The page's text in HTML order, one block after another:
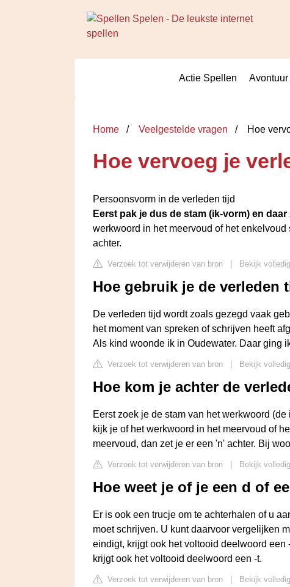
Actie Spellen
Home Veelgestelde vragen Hoe
Hoe vervoeg je
Persoonsvorm in de verleden tijd
Eerst pak je dus de stam (ik-vorm) en
werkwoord in het meervoud of het
achter.
Verzoek tot verwijderen van bron Bekijk
Hoe gebruik je de verleden
De verleden tijd wordt zoals gezegd vaak
het moment van spreken of schrijven heeft
Als kind woonde ik in Oudewater. Daar ging
Verzoek tot verwijderen van bron Bekijk
Hoe kom je achter de
Eerst zoek je de stam van het werkwoord
kijk je of het werkwoord in het meervoud of
meervoud, dan zet je er een 'n' achter. Bij
Verzoek tot verwijderen van bron Bekijk
Hoe weet je of je een d of
Er is ook een trucje om te achterhalen of u
moet schrijven. U kunt daarvoor vergelijken
eindigt, krijgt ook het voltooid deelwoord
krijgt ook het voltooid deelwoord een -t.
Verzoek tot verwijderen van bron Bekijk